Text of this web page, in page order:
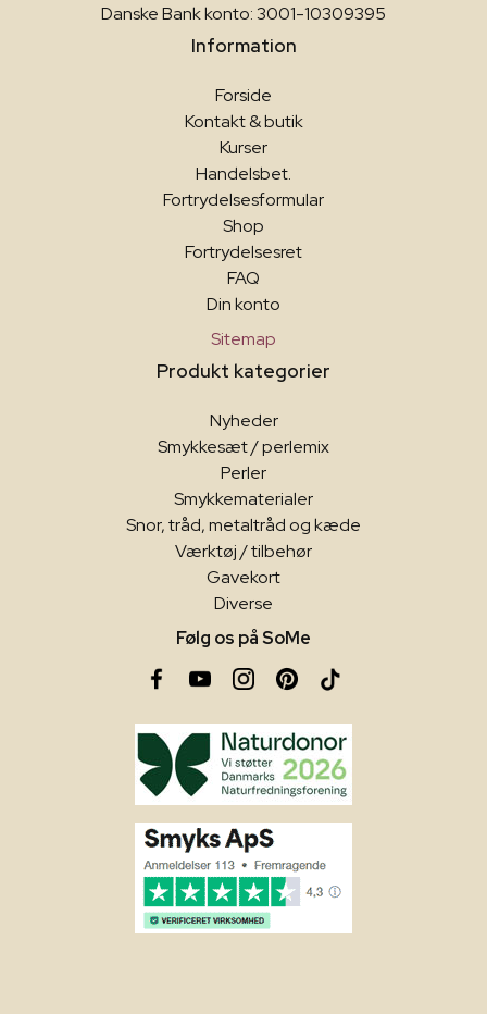
Danske Bank konto: 3001-10309395
Information
Forside
Kontakt & butik
Kurser
Handelsbet.
Fortrydelsesformular
Shop
Fortrydelsesret
FAQ
Din konto
Sitemap
Produkt kategorier
Nyheder
Smykkesæt / perlemix
Perler
Smykkematerialer
Snor, tråd, metaltråd og kæde
Værktøj / tilbehør
Gavekort
Diverse
Følg os på SoMe